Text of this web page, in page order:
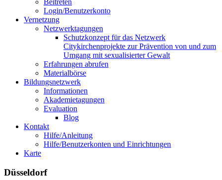
Login/Benutzerkonto
Vernetzung
Netzwerktagungen
Schutzkonzept für das Netzwerk
Citykirchenprojekte zur Prävention von und zum
Umgang mit sexualisierter Gewalt
Erfahrungen abrufen
Materialbörse
Bildungsnetzwerk
Informationen
Akademietagungen
Evaluation
Blog
Kontakt
Hilfe/Anleitung
Hilfe/Benutzerkonten und Einrichtungen
Karte
Düsseldorf